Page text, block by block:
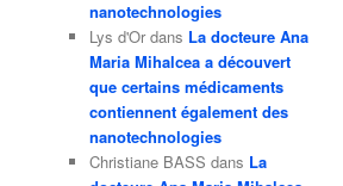
nanotechnologies
Lys d'Or dans La docteure Ana
Maria Mihalcea a découvert
que certains médicaments
contiennent également des
nanotechnologies
Christiane BASS dans La